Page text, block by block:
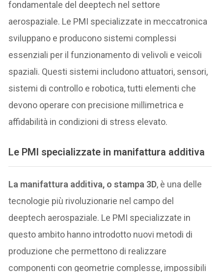
fondamentale del deeptech nel settore
aerospaziale. Le PMI specializzate in meccatronica
sviluppano e producono sistemi complessi
essenziali per il funzionamento di velivoli e veicoli
spaziali. Questi sistemi includono attuatori, sensori,
sistemi di controllo e robotica, tutti elementi che
devono operare con precisione millimetrica e
affidabilità in condizioni di stress elevato.
Le PMI specializzate in manifattura additiva
La manifattura additiva, o stampa 3D, è una delle
tecnologie più rivoluzionarie nel campo del
deeptech aerospaziale. Le PMI specializzate in
questo ambito hanno introdotto nuovi metodi di
produzione che permettono di realizzare
componenti con geometrie complesse, impossibili